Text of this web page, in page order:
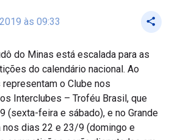
às 09:33
do Minas está escalada para as
do calendário nacional. Ao
o Clube nos
Interclubes – Troféu Brasil, que
(sexta-feira e sábado), e no Grande
nos dias 22 e 23/9 (domingo e